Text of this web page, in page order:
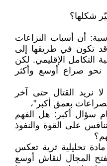
شكلها؟
أن أسباب النزاعات
تكون في طريقها إلى
التكامل الإقليمي. لكن
نحو صراع أوسع وأكثر
لا نريد القتال حتى آخر
بعمق أكبر”،
سؤال أكبر: هل الفهم
على القوة والنفوذ
تحليلية ثرية تعكس
المجال لنقاش أوسع